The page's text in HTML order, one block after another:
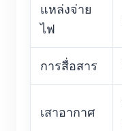
แหล่งจ่าย
ไฟ
การสื่อสาร
เสาอากาศ